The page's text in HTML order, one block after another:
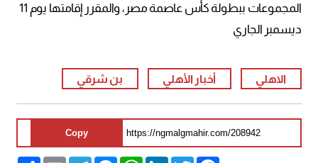
المجموعات ببطولة كأس عاصمة مصر، والمقرر إقامتها يوم 11
ديسمبر الجاري
الاهلي أخبار الأهلي بن شرقي
Copy